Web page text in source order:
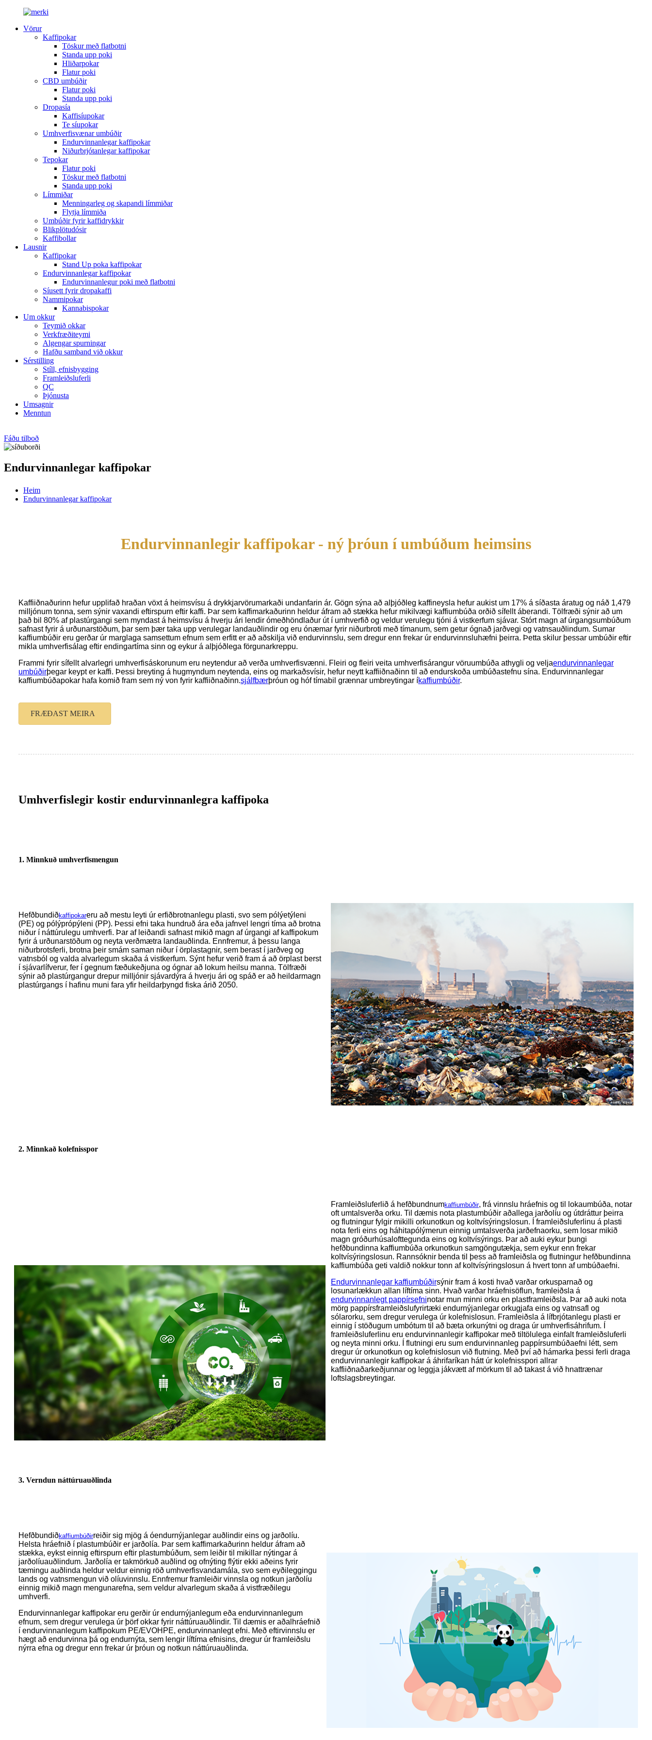
Vörur
Kaffipokar
Töskur með flatbotni
Standa upp poki
Hliðarpokar
Flatur poki
CBD umbúðir
Flatur poki
Standa upp poki
Dropasía
Kaffisíupokar
Te síupokar
Umhverfisvænar umbúðir
Endurvinnanlegar kaffipokar
Niðurbrjótanlegar kaffipokar
Tepokar
Flatur poki
Töskur með flatbotni
Standa upp poki
Límmiðar
Menningarleg og skapandi límmiðar
Flytja límmiða
Umbúðir fyrir kaffidrykkir
Blikplötudósir
Kaffibollar
Lausnir
Kaffipokar
Stand Up poka kaffipokar
Endurvinnanlegar kaffipokar
Endurvinnanlegur poki með flatbotni
Síusett fyrir dropakaffi
Nammipokar
Kannabispokar
Um okkur
Teymið okkar
Verkfræðiteymi
Algengar spurningar
Hafðu samband við okkur
Sérstilling
Stíll, efnisbygging
Framleiðsluferli
QC
Þjónusta
Umsagnir
Menntun
Fáðu tilboð
Endurvinnanlegar kaffipokar
Heim
Endurvinnanlegar kaffipokar
Endurvinnanlegir kaffipokar - ný þróun í umbúðum heimsins
Kaffiiðnaðurinn hefur upplifað hraðan vöxt á heimsvísu á drykkjarvörumarkaði undanfarin ár. Gögn sýna að alþjóðleg kaffineysla hefur aukist um 17% á síðasta áratug og náð 1,479
milljónum tonna, sem sýnir vaxandi eftirspurn eftir kaffi. Þar sem kaffimarkaðurinn heldur áfram að stækka hefur mikilvægi kaffiumbúða orðið sífellt áberandi. Tölfræði sýnir að um
það bil 80% af plastúrgangi sem myndast á heimsvísu á hverju ári lendir ómeðhöndlaður út í umhverfið og veldur verulegu tjóni á vistkerfum sjávar. Stórt magn af úrgangsumbúðum
safnast fyrir á urðunarstöðum, þar sem þær taka upp verulegar landauðlindir og eru ónæmar fyrir niðurbroti með tímanum, sem getur ógnað jarðvegi og vatnsauðlindum. Sumar
kaffiumbúðir eru gerðar úr marglaga samsettum efnum sem erfitt er að aðskilja við endurvinnslu, sem dregur enn frekar úr endurvinnsluhæfni þeirra. Þetta skilur þessar umbúðir eftir
mikla umhverfisálag eftir endingartíma sinn og eykur á alþjóðlega förgunarkreppu.
Frammi fyrir sífellt alvarlegri umhverfisáskorunum eru neytendur að verða umhverfisvænni. Fleiri og fleiri veita umhverfisárangur vöruumbúða athygli og veljaendurvinnanlegar
umbúðirþegar keypt er kaffi. Þessi breyting á hugmyndum neytenda, eins og markaðsvísir, hefur neytt kaffiiðnaðinn til að endurskoða umbúðastefnu sína. Endurvinnanlegar
kaffiumbúðapokar hafa komið fram sem ný von fyrir kaffiiðnaðinn.sjálfbærþróun og hóf tímabil grænnar umbreytingar íkaffiumbúðir.
FRÆÐAST MEIRA
Umhverfislegir kostir endurvinnanlegra kaffipoka
1. Minnkuð umhverfismengun
Hefðbundiðkaffipokareru að mestu leyti úr erfiðbrotnanlegu plasti, svo sem pólýetýleni
(PE) og pólýprópýleni (PP). Þessi efni taka hundruð ára eða jafnvel lengri tíma að brotna
niður í náttúrulegu umhverfi. Þar af leiðandi safnast mikið magn af úrgangi af kaffipokum
fyrir á urðunarstöðum og neyta verðmætra landauðlinda. Ennfremur, á þessu langa
niðurbrotsferli, brotna þeir smám saman niður í örplastagnir, sem berast í jarðveg og
vatnsból og valda alvarlegum skaða á vistkerfum. Sýnt hefur verið fram á að örplast berst
í sjávarlífverur, fer í gegnum fæðukeðjuna og ógnar að lokum heilsu manna. Tölfræði
sýnir að plastúrgangur drepur milljónir sjávardýra á hverju ári og spáð er að heildarmagn
plastúrgangs í hafinu muni fara yfir heildarþyngd fiska árið 2050.
2. Minnkað kolefnisspor
Framleiðsluferlið á hefðbundnumkaffiumbúðir, frá vinnslu hráefnis og til lokaumbúða, notar
oft umtalsverða orku. Til dæmis nota plastumbúðir aðallega jarðolíu og útdráttur þeirra
og flutningur fylgir mikilli orkunotkun og koltvísýringslosun. Í framleiðsluferlinu á plasti
nota ferli eins og háhitapólýmerun einnig umtalsverða jarðefnaorku, sem losar mikið
magn gróðurhúsalofttegunda eins og koltvísýrings. Þar að auki eykur þungi
hefðbundinna kaffiumbúða orkunotkun samgöngutækja, sem eykur enn frekar
koltvísýringslosun. Rannsóknir benda til þess að framleiðsla og flutningur hefðbundinna
kaffiumbúða geti valdið nokkur tonn af koltvísýringslosun á hvert tonn af umbúðaefni.
Endurvinnanlegar kaffiumbúðirsýnir fram á kosti hvað varðar orkusparnað og
losunarlækkun allan líftíma sinn. Hvað varðar hráefnisöflun, framleiðsla á
endurvinnanlegt pappírsefninotar mun minni orku en plastframleiðsla. Þar að auki nota
mörg pappírsframleiðslufyrirtæki endurnýjanlegar orkugjafa eins og vatnsafl og
sólarorku, sem dregur verulega úr kolefnislosun. Framleiðsla á lífbrjótanlegu plasti er
einnig í stöðugum umbótum til að bæta orkunýtni og draga úr umhverfisáhrifum. Í
framleiðsluferlinu eru endurvinnanlegir kaffipokar með tiltölulega einfalt framleiðsluferli
og neyta minni orku. Í flutningi eru sum endurvinnanleg pappírsumbúðaefni létt, sem
dregur úr orkunotkun og kolefnislosun við flutning. Með því að hámarka þessi ferli draga
endurvinnanlegir kaffipokar á áhrifaríkan hátt úr kolefnisspori allrar
kaffiiðnaðarkeðjunnar og leggja jákvætt af mörkum til að takast á við hnattrænar
loftslagsbreytingar.
3. Verndun náttúruauðlinda
Hefðbundiðkaffiumbúðirreiðir sig mjög á óendurnýjanlegar auðlindir eins og jarðolíu.
Helsta hráefnið í plastumbúðir er jarðolía. Þar sem kaffimarkaðurinn heldur áfram að
stækka, eykst einnig eftirspurn eftir plastumbúðum, sem leiðir til mikillar nýtingar á
jarðolíuauðlindum. Jarðolía er takmörkuð auðlind og ofnýting flýtir ekki aðeins fyrir
tæmingu auðlinda heldur veldur einnig röð umhverfisvandamála, svo sem eyðileggingu
lands og vatnsmengun við olíuvinnslu. Ennfremur framleiðir vinnsla og notkun jarðolíu
einnig mikið magn mengunarefna, sem veldur alvarlegum skaða á vistfræðilegu
umhverfi.
Endurvinnanlegar kaffipokar eru gerðir úr endurnýjanlegum eða endurvinnanlegum
efnum, sem dregur verulega úr þörf okkar fyrir náttúruauðlindir. Til dæmis er aðalhráefnið
í endurvinnanlegum kaffipokum PE/EVOHPE, endurvinnanlegt efni. Með eftirvinnslu er
hægt að endurvinna þá og endurnýta, sem lengir líftíma efnisins, dregur úr framleiðslu
nýrra efna og dregur enn frekar úr þróun og notkun náttúruauðlinda.